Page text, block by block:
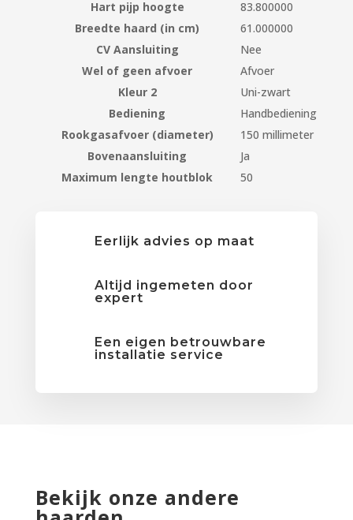
Hart pijp hoogte
83.800000
Breedte haard (in cm)
61.000000
CV Aansluiting
Nee
Wel of geen afvoer
Afvoer
Kleur 2
Uni-zwart
Bediening
Handbediening
Rookgasafvoer (diameter)
150 millimeter
Bovenaansluiting
Ja
Maximum lengte houtblok
50
Eerlijk advies op maat
Altijd ingemeten door
expert
Een eigen betrouwbare
installatie service
Bekijk onze andere